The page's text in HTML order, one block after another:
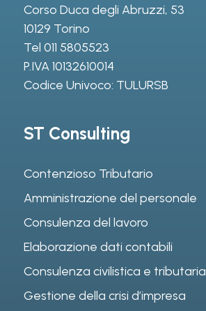
Corso Duca degli Abruzzi, 53
10129 Torino
Tel 011 5805523
P.IVA 10132610014
Codice Univoco: TULURSB
ST Consulting
Contenzioso Tributario
Amministrazione del personale
Consulenza del lavoro
Elaborazione dati contabili
Consulenza civilistica e tributaria
Gestione della crisi d’impresa